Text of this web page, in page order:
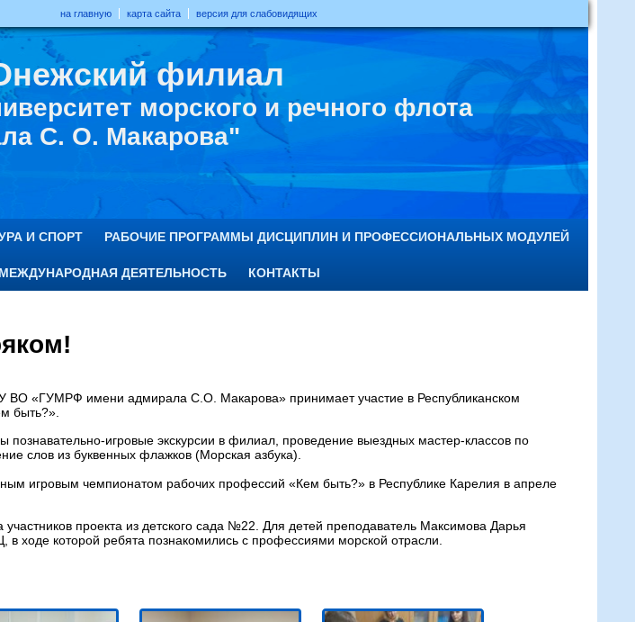
на главную карта сайта версия для слабовидящих
филиал
морского и речного флота
С. О. Макарова"
И СПОРТ РАБОЧИЕ ПРОГРАММЫ ДИСЦИПЛИН И ПРОФЕССИОНАЛЬНЫХ МОДУЛЕЙ
МЕЖДУНАРОДНАЯ ДЕЯТЕЛЬНОСТЬ КОНТАКТЫ
«ГУМРФ имени адмирала С.О. Макарова» принимает участие в Республиканском
быть?».
познавательно-игровые экскурсии в филиал, проведение выездных мастер-классов по
слов из буквенных флажков (Морская азбука).
игровым чемпионатом рабочих профессий «Кем быть?» в Республике Карелия в апреле
проекта из детского сада №22. Для детей преподаватель Максимова Дарья
в ходе которой ребята познакомились с профессиями морской отрасли.